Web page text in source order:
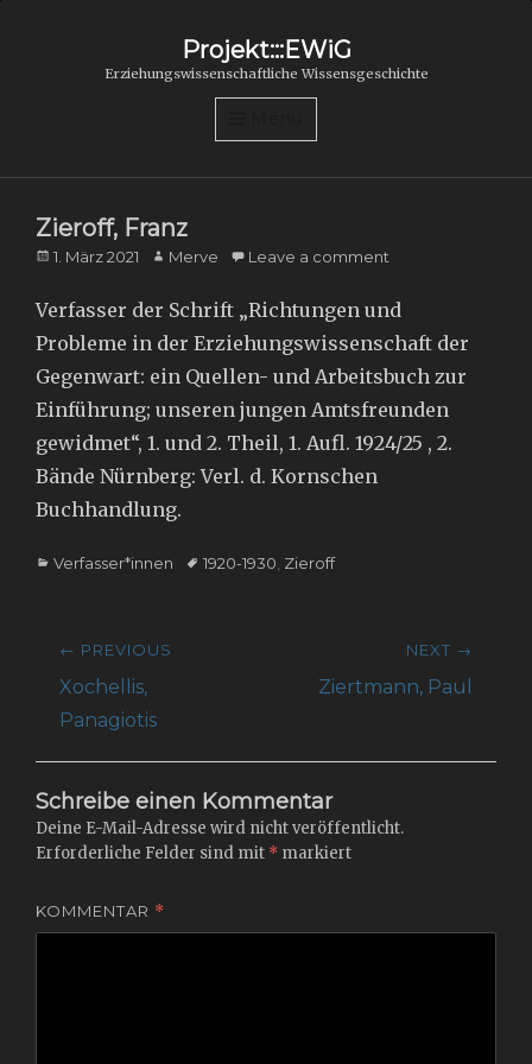
Projekt:::EWiG
Erziehungswissenschaftliche Wissensgeschichte
Zieroff, Franz
Posted
1. März 2021 Author
Merve Leave a comment
Verfasser der Schrift „Richtungen und
Probleme in der Erziehungswissenschaft der
Gegenwart: ein Quellen- und Arbeitsbuch zur
Einführung; unseren jungen Amtsfreunden
gewidmet“, 1. und 2. Theil, 1. Aufl. 1924/25 , 2.
Bände Nürnberg: Verl. d. Kornschen
Buchhandlung.
Categories
Verfasser*innen Tags1920-1930 Zieroff
Beitragsnavigation
← PREVIOUS
Previous
post:
Xochellis,
Panagiotis
NEXT →
NextZiertmann, Paul
Schreibe einen Kommentar
Deine E-Mail-Adresse wird nicht veröffentlicht.
Erforderliche Felder sind mit * markiert
KOMMENTAR *